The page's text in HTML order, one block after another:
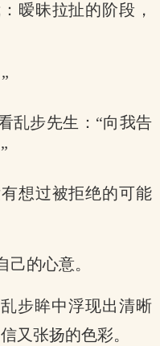
暧昧拉扯的阶段，
乱步先生：“向我告
想过被拒绝的可能
的心意。
步眸中浮现出清晰
又张扬的色彩。